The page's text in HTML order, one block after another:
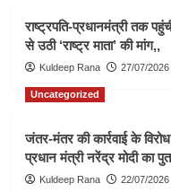
राष्ट्रपति-प्रधानमंत्री तक
से उठी ‘राष्ट्र माता’ की मांग,,
Kuldeep Rana 27/07/2026
Uncategorized
जंतर-मंतर की कार्रवाई के
प्रधान मंत्री नरेंद्र मोदी का
Kuldeep Rana 22/07/2026